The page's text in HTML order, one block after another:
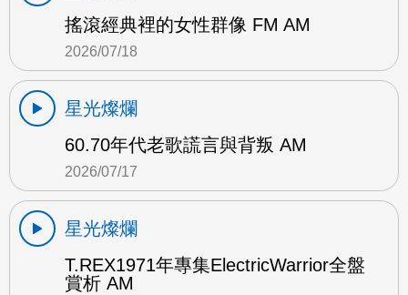
搖滾經典裡的女性群像 FM AM
2026/07/18
星光燦爛
60.70年代老歌謊言與背叛 AM
2026/07/17
星光燦爛
T.REX1971年專集ElectricWarrior全盤
賞析 AM